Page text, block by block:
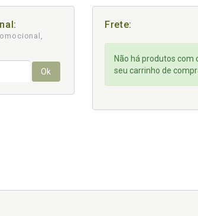
Ok
Frete:
Não há produtos
seu carrinho de